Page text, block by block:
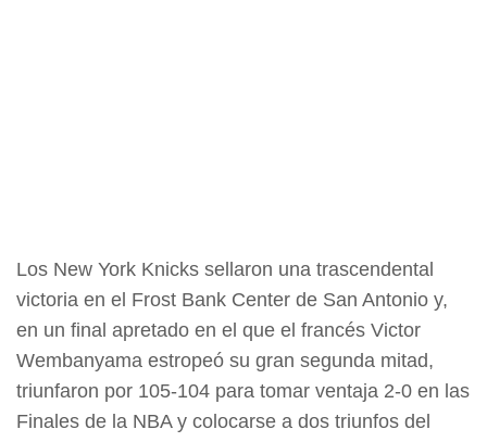
Los New York Knicks sellaron una trascendental
victoria en el Frost Bank Center de San Antonio y,
en un final apretado en el que el francés Victor
Wembanyama estropeó su gran segunda mitad,
triunfaron por 105-104 para tomar ventaja 2-0 en las
Finales de la NBA y colocarse a dos triunfos del